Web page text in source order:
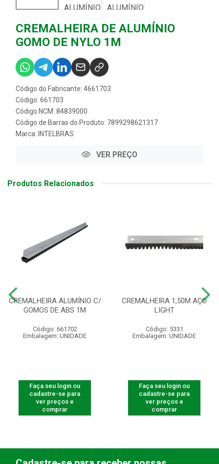
CREMALHEIRA DE ALUMÍNIO
GOMO DE NYLO 1M
Código do Fabricante: 4661703
Código: 661703
Código NCM: 84839000
Código de Barras do Produto: 7899298621317
Marca: INTELBRAS
VER PREÇO
Produtos Relacionados
CREMALHEIRA ALUMÍNIO C/
GOMOS DE ABS 1M
Código: 661702
Embalagem: UNIDADE
Faça seu login ou
cadastre-se para
ver preços e
comprar
CREMALHEIRA 1,50M AÇO
LIGHT
Código: 5331
Embalagem: UNIDADE
Faça seu login ou
cadastre-se para
ver preços e
comprar